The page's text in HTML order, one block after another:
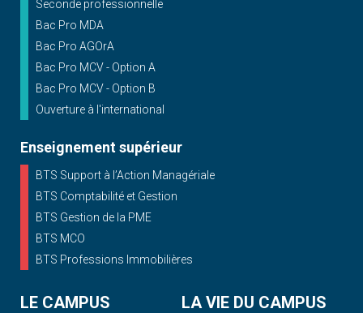
Seconde professionnelle
Bac Pro MDA
Bac Pro AGOrA
Bac Pro MCV - Option A
Bac Pro MCV - Option B
Ouverture à l'international
Enseignement supérieur
BTS Support à l’Action Managériale
BTS Comptabilité et Gestion
BTS Gestion de la PME
BTS MCO
BTS Professions Immobilières
LE CAMPUS LA VIE DU CAMPUS